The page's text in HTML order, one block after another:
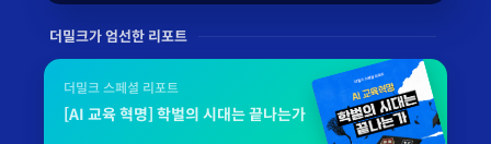
더밀크가 엄선한 리포트
더밀크 스페셜 리포트
[AI 교육 혁명] 학벌의 시대는 끝나는가